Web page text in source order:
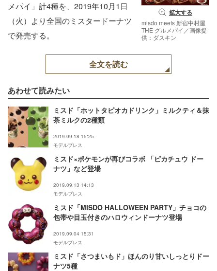
拡大する
misdo meets 新宿中村屋
THE グルメパイ／画像提
供：ダスキン
メパイ」計4種を、2019年10月1日
（火）より全国のミスタードーナツ
で発売する。
全文を読む
あわせて読みたい
ミスド「ホットタピオカドリンク」ミルクティ＆抹
茶ミルクの2種類
2019.09.18 15:25
モデルプレス
ミスド×ポケモンが再びコラボ 「ピカチュウ ドー
ナツ」など登場
2019.09.13 14:13
モデルプレス
ミスド「MISDO HALLOWEEN PARTY」チョコの
包帯や目玉付きのハロウィンドーナツ登場
2019.09.04 15:31
モデルプレス
ミスド「さつまいもド」ほんのり甘いしっとりドー
ナツ5種